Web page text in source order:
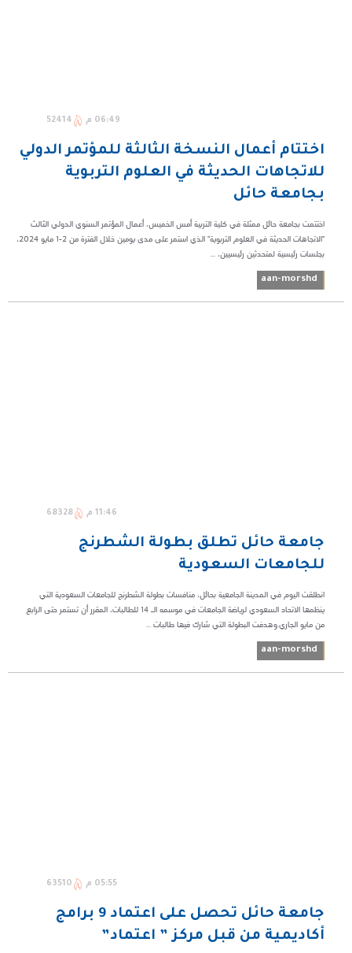
06:49 م 52414
اختتام أعمال النسخة الثالثة للمؤتمر الدولي
للاتجاهات الحديثة في العلوم التربوية
بجامعة حائل
اختتمت بجامعة حائل ممثلة في كلية التربية أمس الخميس، أعمال المؤتمر السنوي الدولي الثالث
"الاتجاهات الحديثة في العلوم التربوية" الذي استمر على مدى يومين خلال الفترة من 2-1 مايو 2024،
بجلسات رئيسية لمتحدثين رئيسيين، ...
aan-morshd
11:46 م 68328
جامعة حائل تطلق بطولة الشطرنج
للجامعات السعودية
انطلقت اليوم في المدينة الجامعية بحائل، منافسات بطولة الشطرنج للجامعات السعودية التي
ينظمها الاتحاد السعودي لرياضة الجامعات في موسمه الـ 14 للطالبات، المقرر أن تستمر حتى الرابع
من مايو الجاري.وهدفت البطولة التي شارك فيها طالبات ...
aan-morshd
05:55 م 63510
جامعة حائل تحصل على اعتماد 9 برامج
أكاديمية من قبل مركز ‏‏” اعتماد” ‏